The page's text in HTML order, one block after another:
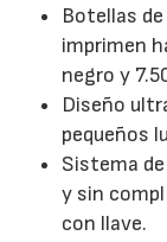
Botellas
imprimen
negro y
Diseño
pequeños
Sistema
y sin
con llave.